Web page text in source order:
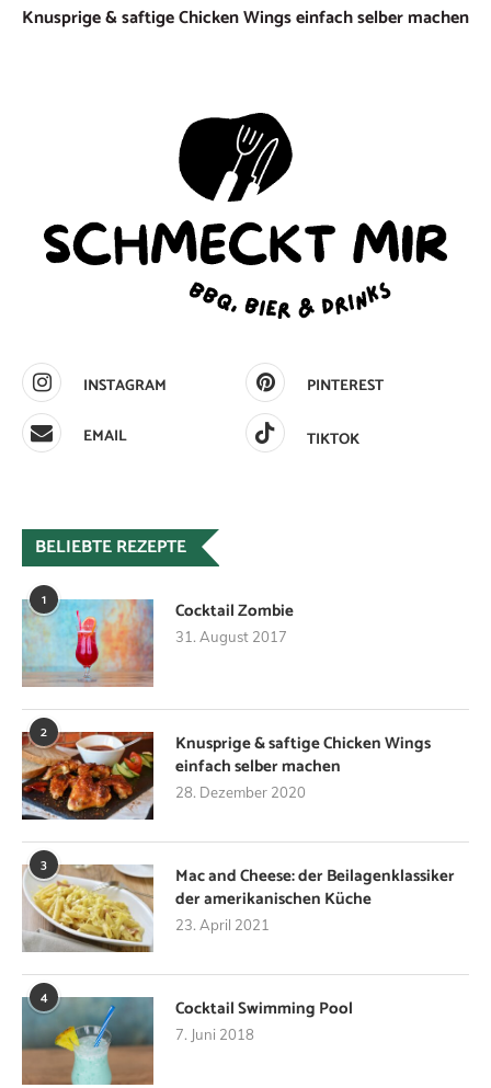
Knusprige & saftige Chicken Wings einfach selber machen
INSTAGRAM
PINTEREST
EMAIL
TIKTOK
BELIEBTE REZEPTE
1 Cocktail Zombie
31. August 2017
2
Knusprige & saftige Chicken Wings
einfach selber machen
28. Dezember 2020
3
Mac and Cheese: der Beilagenklassiker
der amerikanischen Küche
23. April 2021
4 Cocktail Swimming Pool
7. Juni 2018